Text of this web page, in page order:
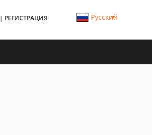
| РЕГИСТРАЦИЯ Русский